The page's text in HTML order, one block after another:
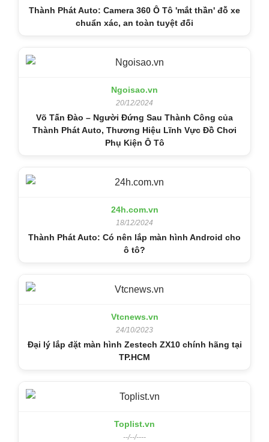
Thành Phát Auto: Camera 360 Ô Tô 'mắt thần' đỗ xe
chuẩn xác, an toàn tuyệt đối
Ngoisao.vn
20/12/2024
Võ Tấn Đào – Người Đứng Sau Thành Công của
Thành Phát Auto, Thương Hiệu Lĩnh Vực Đồ Chơi
Phụ Kiện Ô Tô
24h.com.vn
18/12/2024
Thành Phát Auto: Có nên lắp màn hình Android cho
ô tô?
Vtcnews.vn
24/10/2023
Đại lý lắp đặt màn hình Zestech ZX10 chính hãng tại
TP.HCM
Toplist.vn
--/--/----